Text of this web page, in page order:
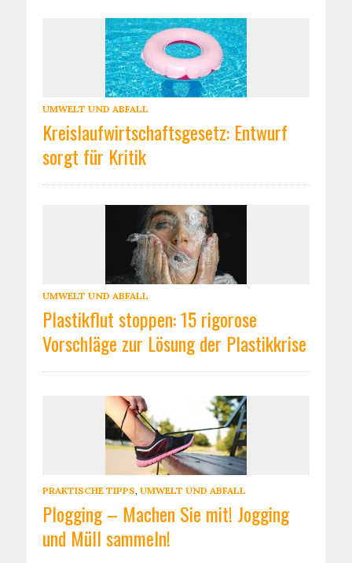
UMWELT UND ABFALL
Kreislaufwirtschaftsgesetz: Entwurf
sorgt für Kritik
UMWELT UND ABFALL
Plastikflut stoppen: 15 rigorose
Vorschläge zur Lösung der Plastikkrise
PRAKTISCHE TIPPS, UMWELT UND ABFALL
Plogging – Machen Sie mit! Jogging
und Müll sammeln!